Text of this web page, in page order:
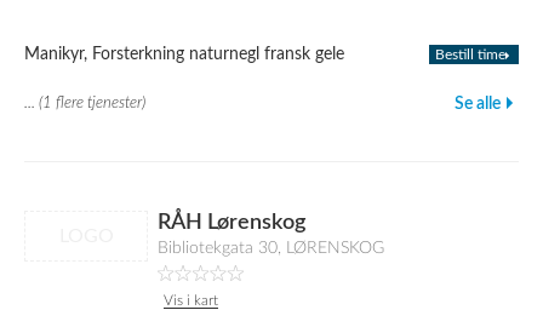
Manikyr, Forsterkning naturnegl fransk gele Bestill time
... (1 flere tjenester) Se alle
RÅH Lørenskog
Bibliotekgata 30, LØRENSKOG
Vis i kart